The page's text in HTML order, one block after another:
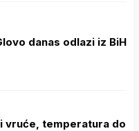
danas odlazi iz BiH
vruće, temperatura do